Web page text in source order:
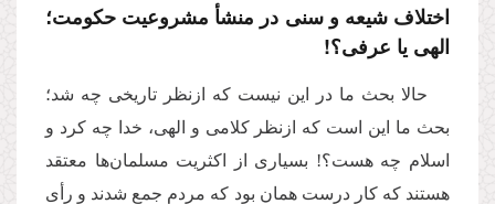
اختلاف شیعه و سنی در منشأ مشروعیت حکومت؛
الهی یا عرفی؟!
حالا بحث ما در این نیست که ازنظر تاریخی چه شد؛
بحث ما این است که ازنظر کلامی و الهی، خدا چه کرد و
اسلام چه هست؟! بسیاری از اکثریت مسلمان‌ها معتقد
هستند که کار درست همان بود که مردم جمع شدند و رأی